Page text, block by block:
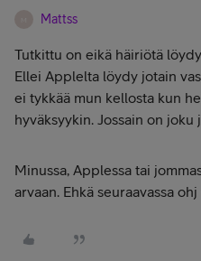
Mattss
Tutkittu on eikä häiriötä
Ellei Applelta löydy jotain
ei tykkää mun kellosta kun
hyväksyykin. Jossain on joku
Minussa, Applessa tai
arvaan. Ehkä seuraavassa